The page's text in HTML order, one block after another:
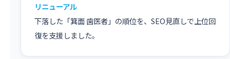
リニューアル
下落した「箕面 歯医者」の順位を、SEO見直しで上位回
復を支援しました。